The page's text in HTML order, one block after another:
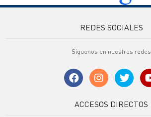
REDES SOCIALES
Síguenos en nuestras redes
ACCESOS DIRECTOS